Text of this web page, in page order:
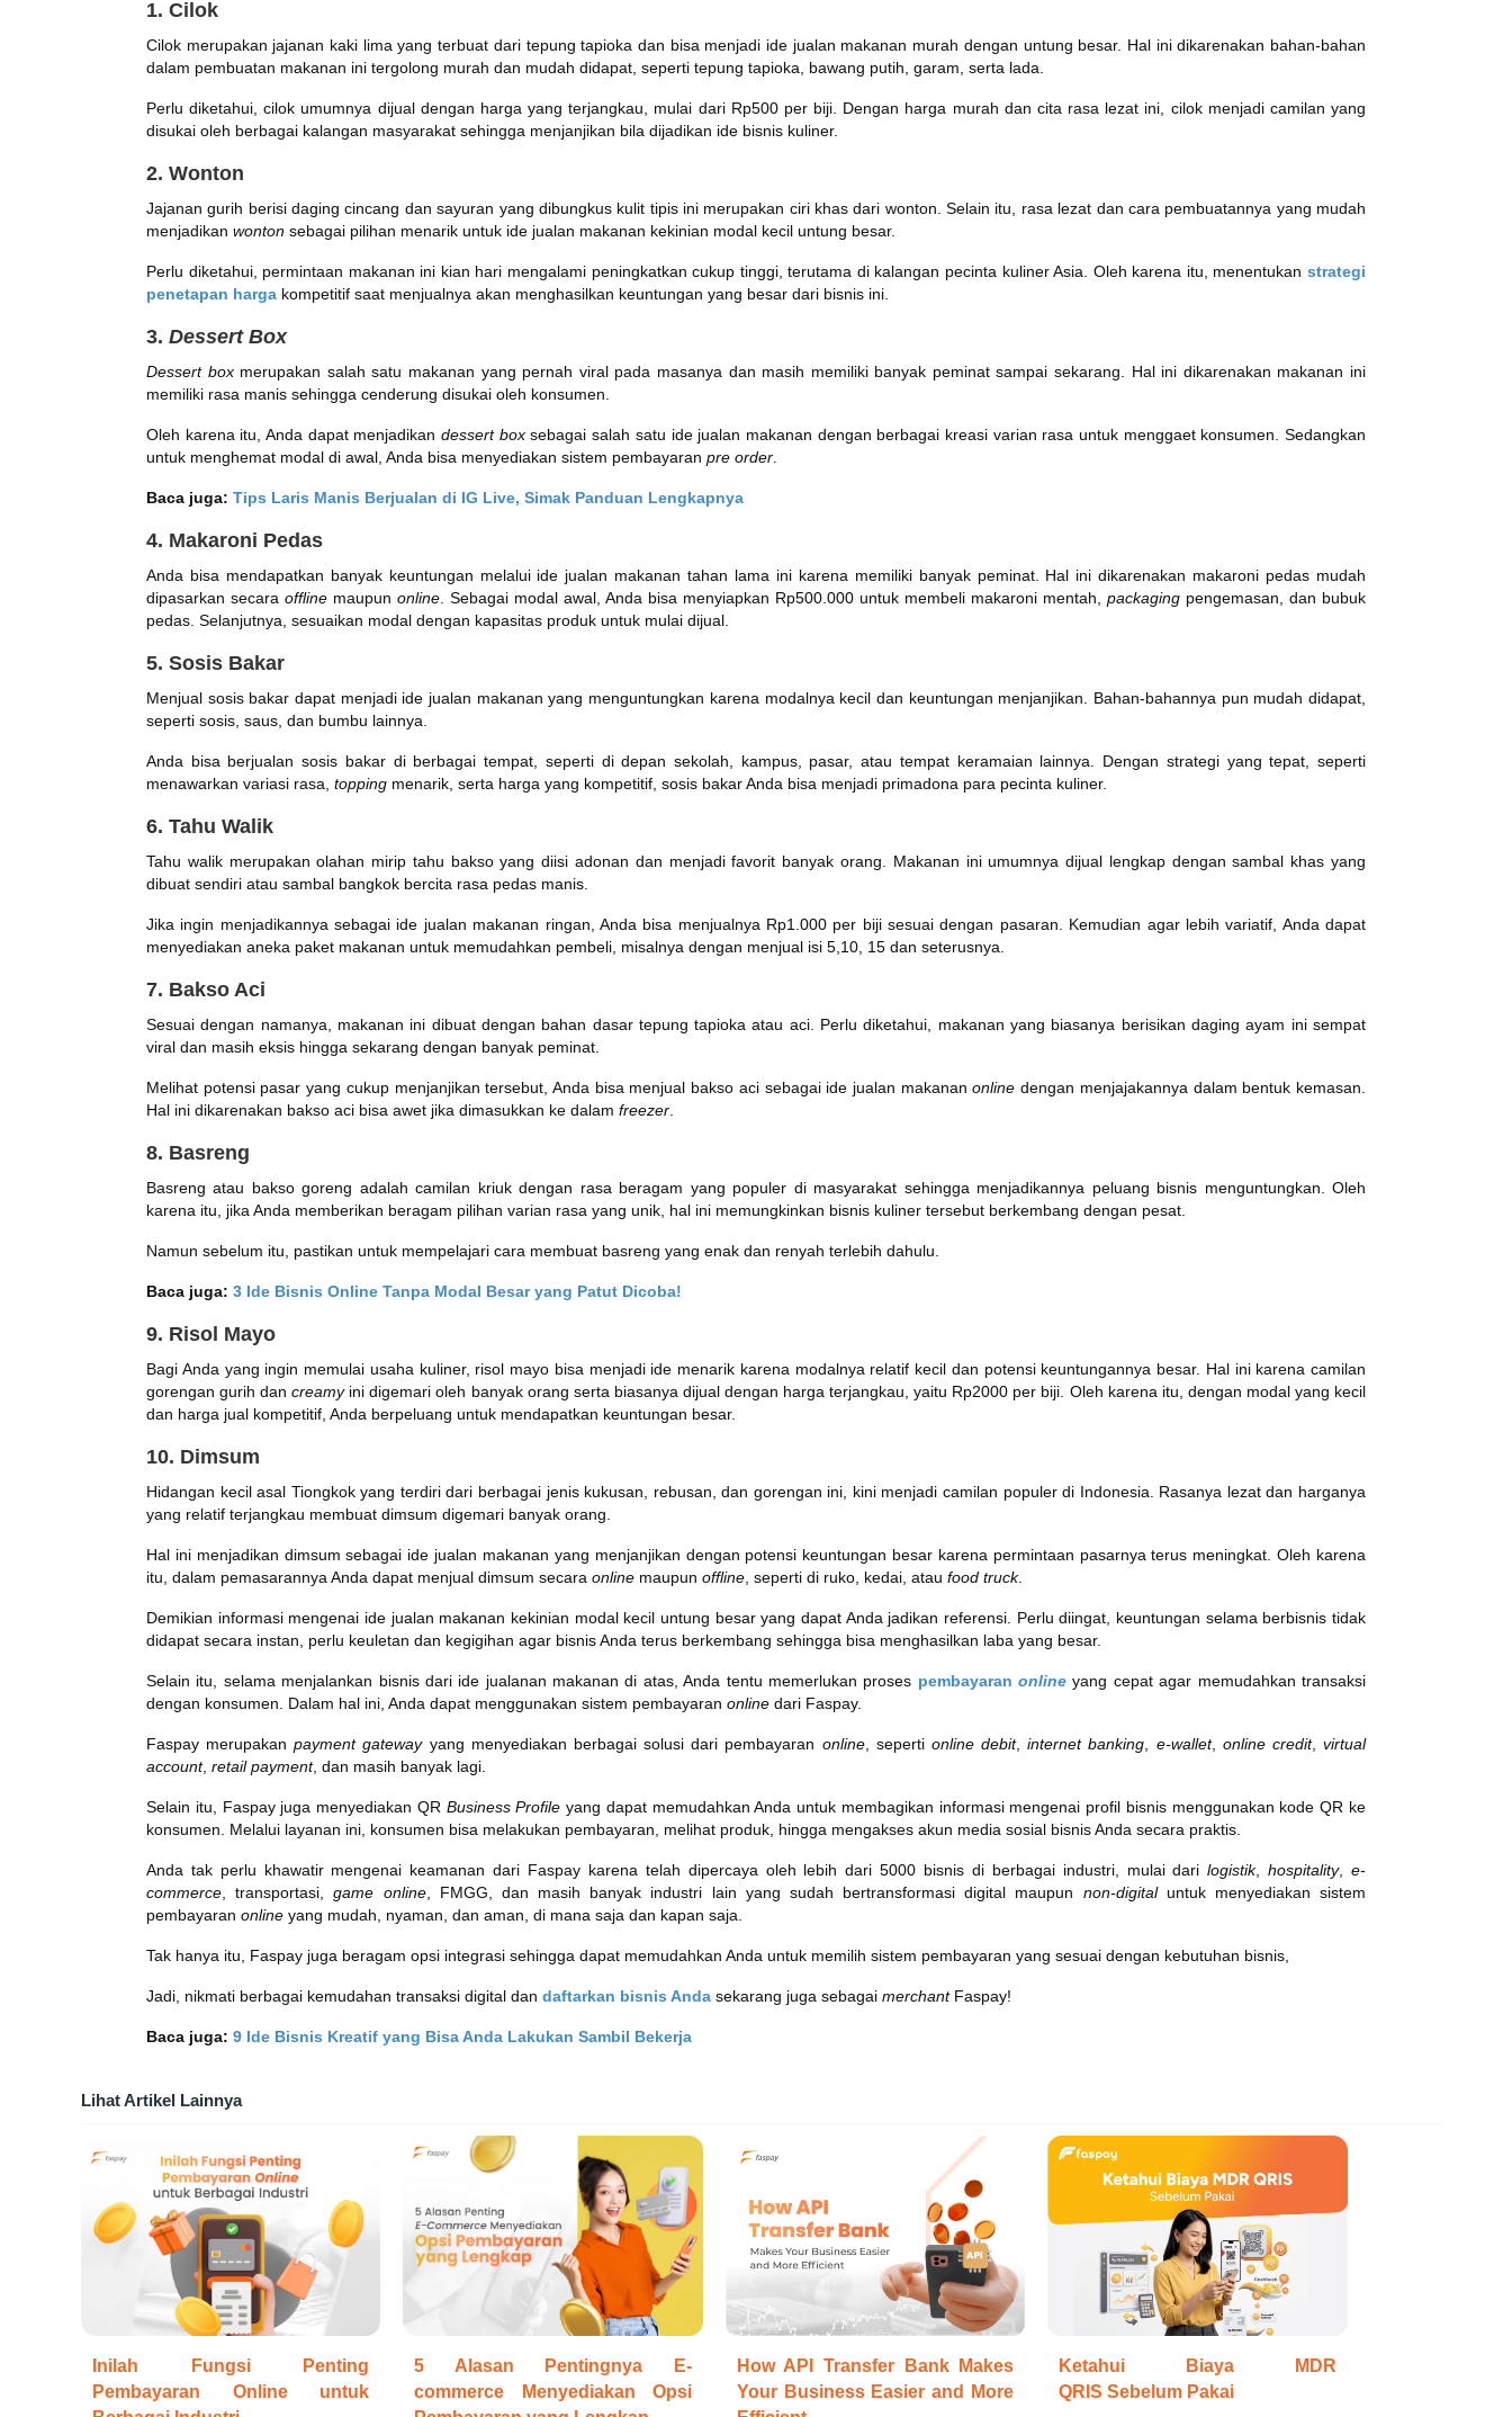
1. Cilok
Cilok merupakan jajanan kaki lima yang terbuat dari tepung tapioka dan bisa menjadi ide jualan makanan murah dengan untung besar. Hal ini dikarenakan bahan-bahan
dalam pembuatan makanan ini tergolong murah dan mudah didapat, seperti tepung tapioka, bawang putih, garam, serta lada.
Perlu diketahui, cilok umumnya dijual dengan harga yang terjangkau, mulai dari Rp500 per biji. Dengan harga murah dan cita rasa lezat ini, cilok menjadi camilan yang
disukai oleh berbagai kalangan masyarakat sehingga menjanjikan bila dijadikan ide bisnis kuliner.
2. Wonton
Jajanan gurih berisi daging cincang dan sayuran yang dibungkus kulit tipis ini merupakan ciri khas dari wonton. Selain itu, rasa lezat dan cara pembuatannya yang mudah
menjadikan wonton sebagai pilihan menarik untuk ide jualan makanan kekinian modal kecil untung besar.
Perlu diketahui, permintaan makanan ini kian hari mengalami peningkatkan cukup tinggi, terutama di kalangan pecinta kuliner Asia. Oleh karena itu, menentukan strategi
penetapan harga kompetitif saat menjualnya akan menghasilkan keuntungan yang besar dari bisnis ini.
3. Dessert Box
Dessert boxmerupakan salah satu makanan yang pernah viral pada masanya dan masih memiliki banyak peminat sampai sekarang. Hal ini dikarenakan makanan ini
memiliki rasa manis sehingga cenderung disukai oleh konsumen.
Oleh karena itu, Anda dapat menjadikandessert boxsebagai salah satu ide jualan makanan dengan berbagai kreasi varian rasa untuk menggaet konsumen. Sedangkan
untuk menghemat modal di awal, Anda bisa menyediakan sistem pembayaran pre order
Baca juga: Tips Laris Manis Berjualan di IG Live, Simak Panduan Lengkapnya
4. Makaroni Pedas
Anda bisa mendapatkan banyak keuntungan melalui ide jualan makanan tahan lama ini karena memiliki banyak peminat. Hal ini dikarenakan makaroni pedas mudah
dipasarkan secara offline maupun online . Sebagai modal awal, Anda bisa menyiapkan Rp500.000 untuk membeli makaroni mentah, packaging pengemasan, dan bubuk
pedas. Selanjutnya, sesuaikan modal dengan kapasitas produk untuk mulai dijual.
5. Sosis Bakar
Menjual sosis bakar dapat menjadi ide jualan makanan yang menguntungkan karena modalnya kecil dan keuntungan menjanjikan. Bahan-bahannya pun mudah didapat,
seperti sosis, saus, dan bumbu lainnya.
Anda bisa berjualan sosis bakar di berbagai tempat, seperti di depan sekolah, kampus, pasar, atau tempat keramaian lainnya. Dengan strategi yang tepat, seperti
menawarkan variasi rasa, topping menarik, serta harga yang kompetitif, sosis bakar Anda bisa menjadi primadona para pecinta kuliner.
6. Tahu Walik
Tahu walik merupakan olahan mirip tahu bakso yang diisi adonan dan menjadi favorit banyak orang. Makanan ini umumnya dijual lengkap dengan sambal khas yang
dibuat sendiri atau sambal bangkok bercita rasa pedas manis.
Jika ingin menjadikannya sebagai ide jualan makanan ringan, Anda bisa menjualnya Rp1.000 per biji sesuai dengan pasaran. Kemudian agar lebih variatif, Anda dapat
menyediakan aneka paket makanan untuk memudahkan pembeli, misalnya dengan menjual isi 5,10, 15 dan seterusnya.
7. Bakso Aci
Sesuai dengan namanya, makanan ini dibuat dengan bahan dasar tepung tapioka atau aci. Perlu diketahui, makanan yang biasanya berisikan daging ayam ini sempat
viral dan masih eksis hingga sekarang dengan banyak peminat.
Melihat potensi pasar yang cukup menjanjikan tersebut, Anda bisa menjual bakso aci sebagai ide jualan makananonline dengan menjajakannya dalam bentuk kemasan.
Hal ini dikarenakan bakso aci bisa awet jika dimasukkan ke dalam freezer
8. Basreng
Basreng atau bakso goreng adalah camilan kriuk dengan rasa beragam yang populer di masyarakat sehingga menjadikannya peluang bisnis menguntungkan. Oleh
karena itu, jika Anda memberikan beragam pilihan varian rasa yang unik, hal ini memungkinkan bisnis kuliner tersebut berkembang dengan pesat.
Namun sebelum itu, pastikan untuk mempelajari cara membuat basreng yang enak dan renyah terlebih dahulu.
Baca juga: 3 Ide Bisnis Online Tanpa Modal Besar yang Patut Dicoba!
9. Risol Mayo
Bagi Anda yang ingin memulai usaha kuliner, risol mayo bisa menjadi ide menarik karena modalnya relatif kecil dan potensi keuntungannya besar. Hal ini karena camilan
gorengan gurih dancreamyini digemari oleh banyak orang serta biasanya dijual dengan harga terjangkau, yaitu Rp2000 per biji. Oleh karena itu, dengan modal yang kecil
dan harga jual kompetitif, Anda berpeluang untuk mendapatkan keuntungan besar.
10. Dimsum
Hidangan kecil asal Tiongkok yang terdiri dari berbagai jenis kukusan, rebusan, dan gorengan ini, kini menjadi camilan populer di Indonesia. Rasanya lezat dan harganya
yang relatif terjangkau membuat dimsum digemari banyak orang.
Hal ini menjadikan dimsum sebagai ide jualan makanan yang menjanjikan dengan potensi keuntungan besar karena permintaan pasarnya terus meningkat. Oleh karena
itu, dalam pemasarannya Anda dapat menjual dimsum secara online maupun offline , seperti di ruko, kedai, atau food truck.
Demikian informasi mengenai ide jualan makanan kekinian modal kecil untung besar yang dapat Anda jadikan referensi. Perlu diingat, keuntungan selama berbisnis tidak
didapat secara instan, perlu keuletan dan kegigihan agar bisnis Anda terus berkembang sehingga bisa menghasilkan laba yang besar.
Selain itu, selama menjalankan bisnis dari ide jualanan makanan di atas, Anda tentu memerlukan proses pembayaran online yang cepat agar memudahkan transaksi
dengan konsumen. Dalam hal ini, Anda dapat menggunakan sistem pembayaran online dari Faspay.
Faspay merupakanpayment gatewayyang menyediakan berbagai solusi dari pembayaran online, seperti online debit, internet banking e-wallet, online credit,virtual
account, retail payment, dan masih banyak lagi.
Selain itu, Faspay juga menyediakan QR Business Profileyang dapat memudahkan Anda untuk membagikan informasi mengenai profil bisnis menggunakan kode QR ke
konsumen. Melalui layanan ini, konsumen bisa melakukan pembayaran, melihat produk, hingga mengakses akun media sosial bisnis Anda secara praktis.
Anda tak perlu khawatir mengenai keamanan dari Faspay karena telah dipercaya oleh lebih dari 5000 bisnis di berbagai industri, mulai darilogistik,hospitality,e-
commerce , transportasi,game online, FMGG, dan masih banyak industri lain yang sudah bertransformasi digital maupun non-digitaluntuk menyediakan sistem
pembayaran online yang mudah, nyaman, dan aman, di mana saja dan kapan saja.
Tak hanya itu, Faspay juga beragam opsi integrasi sehingga dapat memudahkan Anda untuk memilih sistem pembayaran yang sesuai dengan kebutuhan bisnis,
Jadi, nikmati berbagai kemudahan transaksi digital dan daftarkan bisnis Anda sekarang juga sebagai merchant Faspay!
Baca juga: 9 Ide Bisnis Kreatif yang Bisa Anda Lakukan Sambil Bekerja
Lihat Artikel Lainnya
Inilah Fungsi Penting
Pembayaran Online untuk
5 Alasan Pentingnya E-
commerce Menyediakan Opsi
How API Transfer Bank Makes
Your Business Easier and More
Ketahui Biaya MDR
QRIS Sebelum Pakai